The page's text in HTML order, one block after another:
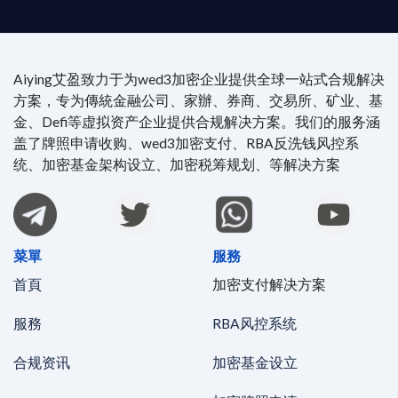
Aiying艾盈致力于为wed3加密企业提供全球一站式合规解决
方案，专为傳統金融公司、家辦、券商、交易所、矿业、基
金、Defi等虚拟资产企业提供合规解决方案。我们的服务涵
盖了牌照申请收购、wed3加密支付、RBA反洗钱风控系
统、加密基金架构设立、加密税筹规划、等解决方案
菜單
首頁
服務
合规资讯
服務
加密支付解决方案
RBA风控系统
加密基金设立